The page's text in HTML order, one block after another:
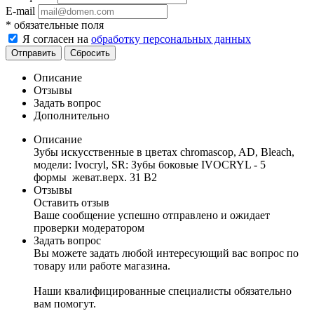
E-mail
* обязательные поля
Я согласен на обработку персональных данных
Отправить Сбросить
Описание
Отзывы
Задать вопрос
Дополнительно
Описание
Зубы искусственные в цветах chromascop, AD, Bleach,
модели: Ivocryl, SR: Зубы боковые IVOCRYL - 5
формы жеват.верх. 31 B2
Отзывы
Оставить отзыв
Ваше сообщение успешно отправлено и ожидает
проверки модератором
Задать вопрос
Вы можете задать любой интересующий вас вопрос по
товару или работе магазина.
Наши квалифицированные специалисты обязательно
вам помогут.